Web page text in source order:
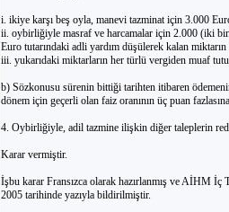
i. ikiye karşı beş oyla, manevi tazminat için 3.000
ii. oybirliğiyle masraf ve harcamalar için 2.000 (iki
Euro tutarındaki adli yardım düşülerek kalan
iii. yukarıdaki miktarların her türlü vergiden muaf
b) Sözkonusu sürenin bittiği tarihten itibaren
dönem için geçerli olan faiz oranının üç puan
4. Oybirliğiyle, adil tazmine ilişkin diğer taleplerin
Karar vermiştir.
İşbu karar Fransızca olarak hazırlanmış ve AİHM
2005 tarihinde yazıyla bildirilmiştir.